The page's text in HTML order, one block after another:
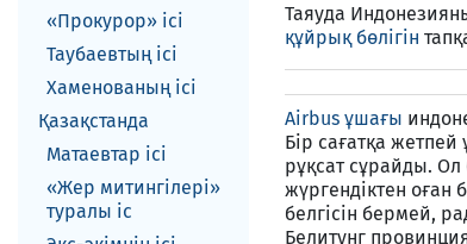
«Прокурор» ісі
Таубаевтың ісі
Хаменованың ісі
Қазақстанда
Матаевтар ici
«Жер митингілері»
туралы іс
Таяуда
құйрық бөлігін
Airbus ұшағы
Бір сағатқа
рұқсат сұрайды.
жүргендіктен оған
белгісін бермей,
Белитунг